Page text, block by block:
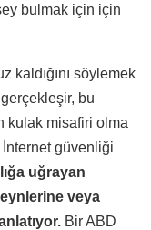
bulmak için için
kaldığını söylemek
bu
kulak misafiri olma
İnternet güvenliği
uğrayan
veya
Bir ABD